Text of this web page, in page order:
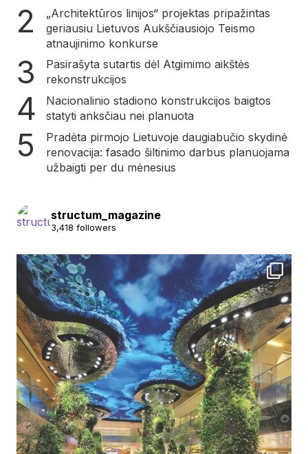
„Architektūros linijos“ projektas pripažintas
geriausiu Lietuvos Aukščiausiojo Teismo
atnaujinimo konkurse
Pasirašyta sutartis dėl Atgimimo aikštės
rekonstrukcijos
Nacionalinio stadiono konstrukcijos baigtos
statyti anksčiau nei planuota
Pradėta pirmojo Lietuvoje daugiabučio skydinė
renovacija: fasado šiltinimo darbus planuojama
užbaigti per du mėnesius
structum_magazine
3,418 followers